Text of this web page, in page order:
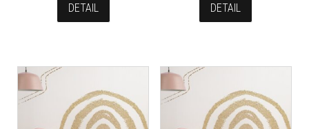
DETAIL DETAIL